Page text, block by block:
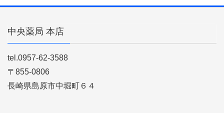
中央薬局 本店
tel.0957-62-3588
〒855-0806
長崎県島原市中堀町６４